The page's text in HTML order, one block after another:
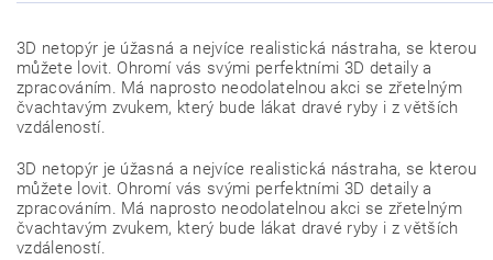
3D netopýr je úžasná a nejvíce realistická nástraha, se kterou
můžete lovit. Ohromí vás svými perfektními 3D detaily a
zpracováním. Má naprosto neodolatelnou akci se zřetelným
čvachtavým zvukem, který bude lákat dravé ryby i z větších
vzdáleností.
3D netopýr je úžasná a nejvíce realistická nástraha, se kterou
můžete lovit. Ohromí vás svými perfektními 3D detaily a
zpracováním. Má naprosto neodolatelnou akci se zřetelným
čvachtavým zvukem, který bude lákat dravé ryby i z větších
vzdáleností.